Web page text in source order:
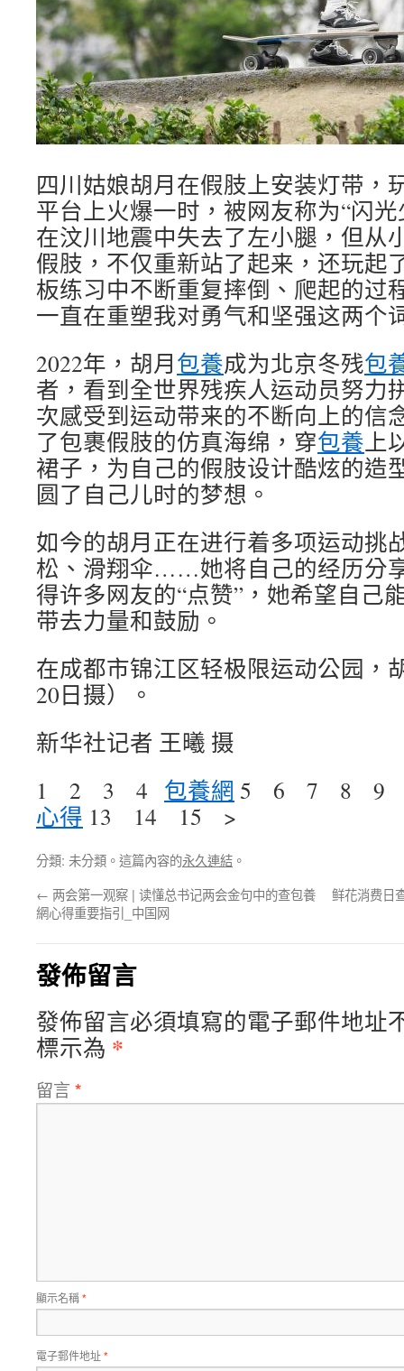
四川姑娘胡月在假肢上安装灯带，
平台上火爆一时，被网友称为“闪
在汶川地震中失去了左小腿，但从
假肢，不仅重新站了起来，还玩起
板练习中不断重复摔倒、爬起的过
一直在重塑我对勇气和坚强这两个
2022年，胡月包養成为北京冬残包
者，看到全世界残疾人运动员努力
次感受到运动带来的不断向上的信
了包裹假肢的仿真海绵，穿包養上
裙子，为自己的假肢设计酷炫的造
圆了自己儿时的梦想。
如今的胡月正在进行着多项运动挑
松、滑翔伞……她将自己的经历分
得许多网友的“点赞”，她希望自己
带去力量和鼓励。
在成都市锦江区轻极限运动公园，
20日摄）。
新华社记者 王曦 摄
1 2 3 4 包養網 5 6 7 8 9
心得 13 14 15 >
分類: 未分類。這篇內容的永久連結 。
← 两会第一观察 | 读懂总书记两会金句中的查包養
網心得重要指引_中国网
鲜花消费日
發佈留言
發佈留言必須填寫的電子郵件地址
標示為 *
留言 *
顯示名稱*
電子郵件地址*